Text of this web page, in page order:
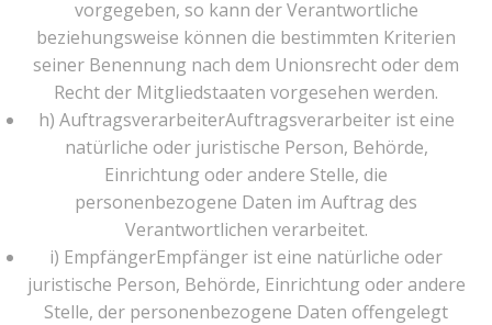
vorgegeben, so kann der Verantwortliche
beziehungsweise können die bestimmten Kriterien
seiner Benennung nach dem Unionsrecht oder dem
Recht der Mitgliedstaaten vorgesehen werden.
h) AuftragsverarbeiterAuftragsverarbeiter ist eine
natürliche oder juristische Person, Behörde,
Einrichtung oder andere Stelle, die
personenbezogene Daten im Auftrag des
Verantwortlichen verarbeitet.
i) EmpfängerEmpfänger ist eine natürliche oder
juristische Person, Behörde, Einrichtung oder andere
Stelle, der personenbezogene Daten offengelegt